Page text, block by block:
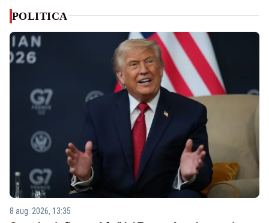
POLITICA
8 aug. 2026, 13:35